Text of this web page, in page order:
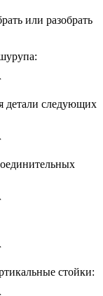
или разобрать
детали следующих
стойки: